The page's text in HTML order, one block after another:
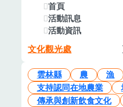
首頁
活動訊息
活動資訊
文化觀光處
雲林縣 農 漁
支持認同在地農業
傳承與創新飲食文化